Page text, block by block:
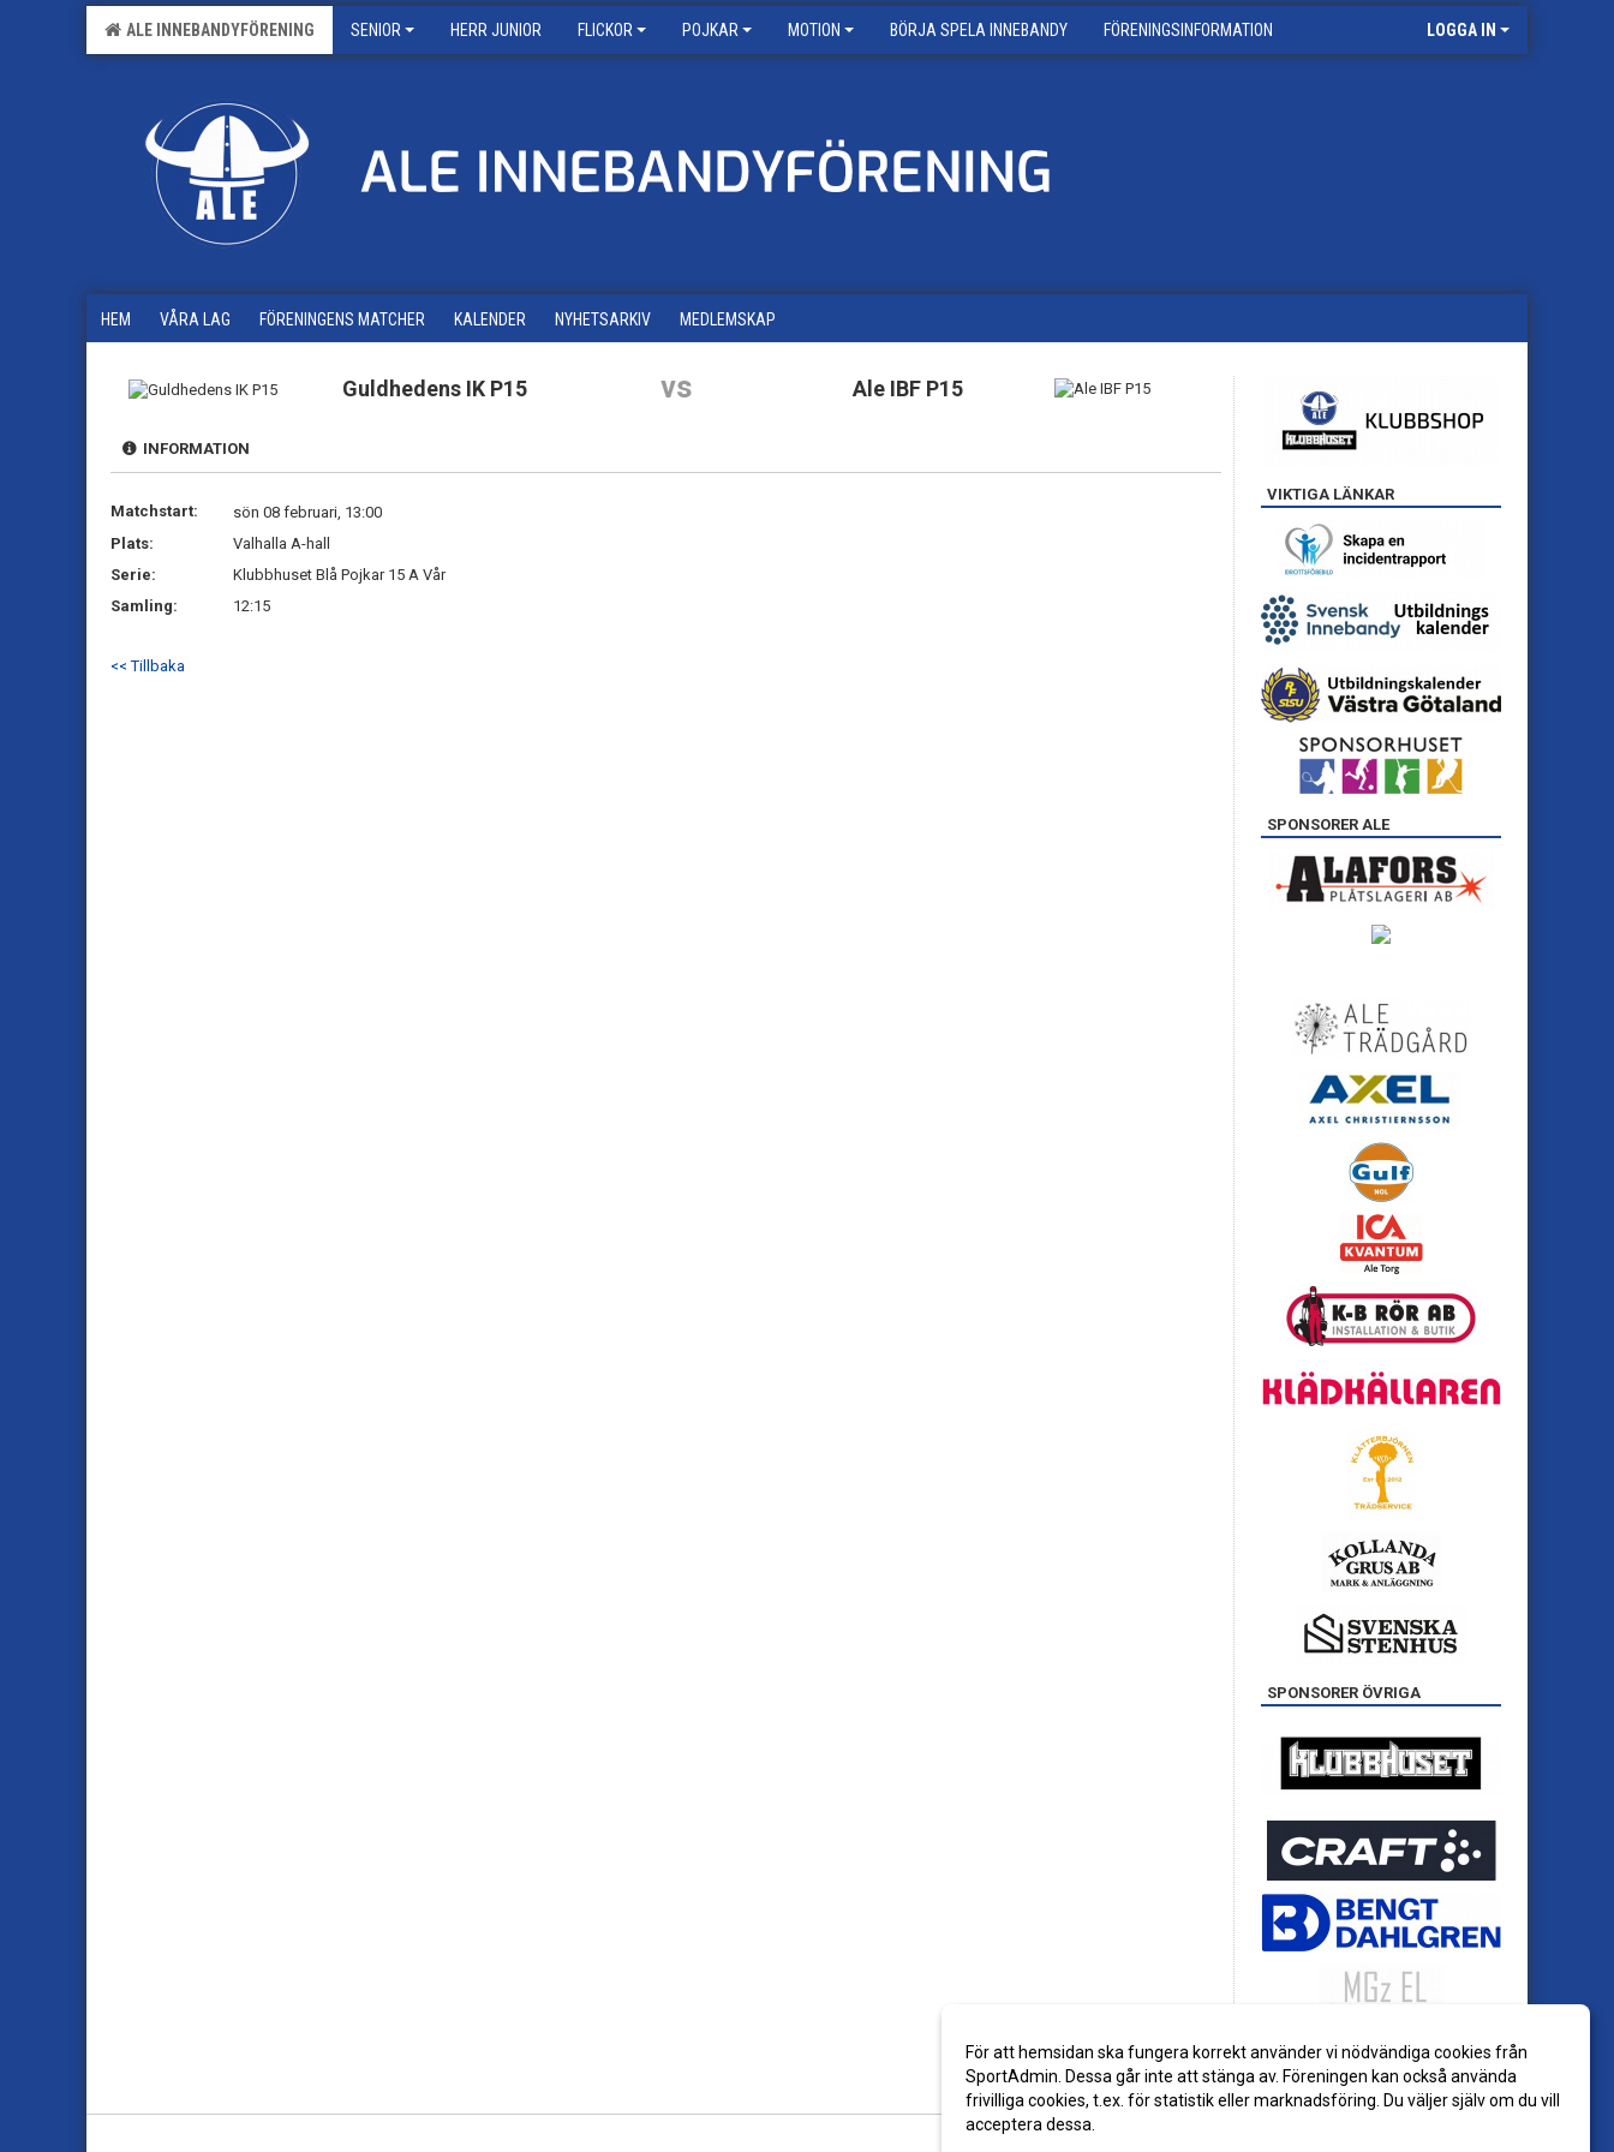
ALE INNEBANDYFÖRENING SENIOR HERR JUNIOR FLICKOR POJKAR MOTION BÖRJA SPELA INNEBANDY FÖRENINGSINFORMATION LOGGA IN
HEM VÅRA LAG FÖRENINGENS MATCHER KALENDER NYHETSARKIV MEDLEMSKAP
Guldhedens IK P15 vs Ale IBF P15
INFORMATION
Matchstart:
sön 08 februari, 13:00
Plats:
Valhalla A-hall
Serie:
Klubbhuset Blå Pojkar 15 A Vår
Samling:
12:15
<< Tillbaka
VIKTIGA LÄNKAR
SPONSORER ALE
SPONSORER ÖVRIGA
För att hemsidan ska fungera korrekt använder vi nödvändiga cookies från
SportAdmin. Dessa går inte att stänga av. Föreningen kan också använda
frivilliga cookies, t.ex. för statistik eller marknadsföring. Du väljer själv om du vill
acceptera dessa.